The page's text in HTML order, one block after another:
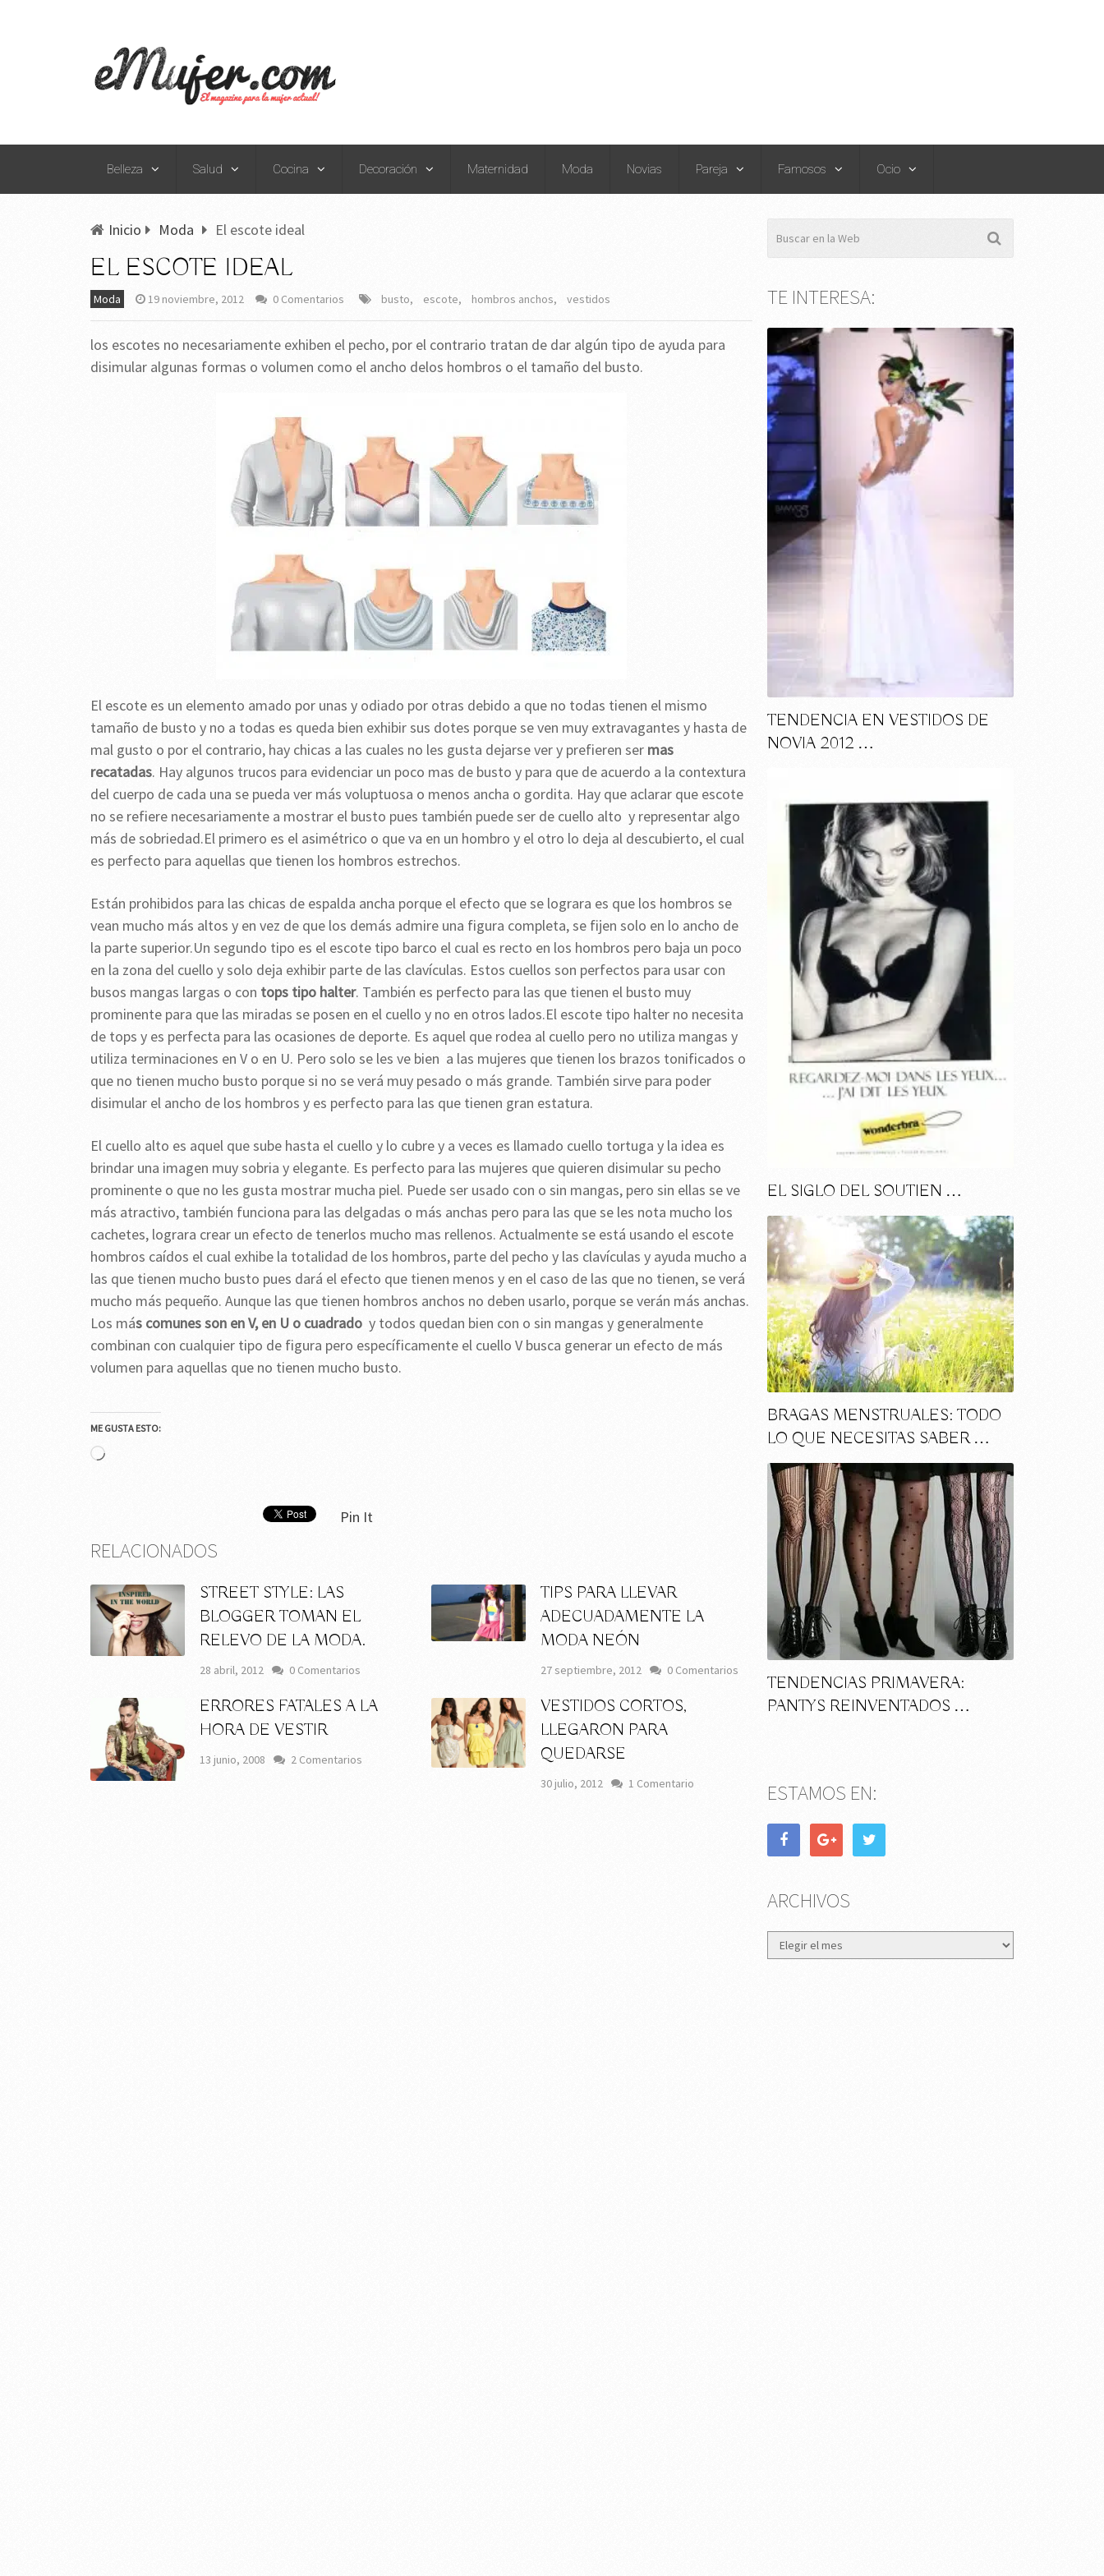
Belleza Salud Cocina Decoración Maternidad Moda Novias Pareja Famosos Ocio
Inicio Moda El escote ideal
EL ESCOTE IDEAL
Moda 19 noviembre, 2012 0 Comentarios busto, escote, hombros anchos, vestidos
los escotes no necesariamente exhiben el pecho, por el contrario tratan de dar algún tipo de ayuda para
disimular algunas formas o volumen como el ancho delos hombros o el tamaño del busto.
El escote es un elemento amado por unas y odiado por otras debido a que no todas tienen el mismo
tamaño de busto y no a todas es queda bien exhibir sus dotes porque se ven muy extravagantes y hasta de
mal gusto o por el contrario, hay chicas a las cuales no les gusta dejarse ver y prefieren ser mas
recatadas. Hay algunos trucos para evidenciar un poco mas de busto y para que de acuerdo a la contextura
del cuerpo de cada una se pueda ver más voluptuosa o menos ancha o gordita. Hay que aclarar que escote
no se refiere necesariamente a mostrar el busto pues también puede ser de cuello alto y representar algo
más de sobriedad.El primero es el asimétrico o que va en un hombro y el otro lo deja al descubierto, el cual
es perfecto para aquellas que tienen los hombros estrechos.
Están prohibidos para las chicas de espalda ancha porque el efecto que se lograra es que los hombros se
vean mucho más altos y en vez de que los demás admire una figura completa, se fijen solo en lo ancho de
la parte superior.Un segundo tipo es el escote tipo barco el cual es recto en los hombros pero baja un poco
en la zona del cuello y solo deja exhibir parte de las clavículas. Estos cuellos son perfectos para usar con
busos mangas largas o con tops tipo halter. También es perfecto para las que tienen el busto muy
prominente para que las miradas se posen en el cuello y no en otros lados.El escote tipo halter no necesita
de tops y es perfecta para las ocasiones de deporte. Es aquel que rodea al cuello pero no utiliza mangas y
utiliza terminaciones en V o en U. Pero solo se les ve bien a las mujeres que tienen los brazos tonificados o
que no tienen mucho busto porque si no se verá muy pesado o más grande. También sirve para poder
disimular el ancho de los hombros y es perfecto para las que tienen gran estatura.
El cuello alto es aquel que sube hasta el cuello y lo cubre y a veces es llamado cuello tortuga y la idea es
brindar una imagen muy sobria y elegante. Es perfecto para las mujeres que quieren disimular su pecho
prominente o que no les gusta mostrar mucha piel. Puede ser usado con o sin mangas, pero sin ellas se ve
más atractivo, también funciona para las delgadas o más anchas pero para las que se les nota mucho los
cachetes, lograra crear un efecto de tenerlos mucho mas rellenos. Actualmente se está usando el escote
hombros caídos el cual exhibe la totalidad de los hombros, parte del pecho y las clavículas y ayuda mucho a
las que tienen mucho busto pues dará el efecto que tienen menos y en el caso de las que no tienen, se verá
mucho más pequeño. Aunque las que tienen hombros anchos no deben usarlo, porque se verán más anchas.
Los más comunes son en V, en U o cuadrado y todos quedan bien con o sin mangas y generalmente
combinan con cualquier tipo de figura pero específicamente el cuello V busca generar un efecto de más
volumen para aquellas que no tienen mucho busto.
ME GUSTA ESTO:
Cargando...
Pin It
RELACIONADOS
STREET STYLE: LAS
BLOGGER TOMAN EL
RELEVO DE LA MODA.
28 abril, 2012 0 Comentarios
TIPS PARA LLEVAR
ADECUADAMENTE LA
MODA NEÓN
27 septiembre, 2012 0 Comentarios
ERRORES FATALES A LA
HORA DE VESTIR
13 junio, 2008 2 Comentarios
VESTIDOS CORTOS,
LLEGARON PARA
QUEDARSE
30 julio, 2012 1 Comentario
TE INTERESA:
TENDENCIA EN VESTIDOS DE
NOVIA 2012 …
EL SIGLO DEL SOUTIEN …
BRAGAS MENSTRUALES: TODO
LO QUE NECESITAS SABER …
TENDENCIAS PRIMAVERA:
PANTYS REINVENTADOS …
ESTAMOS EN:
ARCHIVOS
Archivos